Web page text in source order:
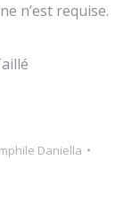
n’est requise.
Daniella